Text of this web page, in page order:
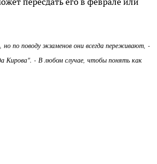
по поводу экзаменов они всегда переживают, -
Кирова". - В любом случае, чтобы понять как